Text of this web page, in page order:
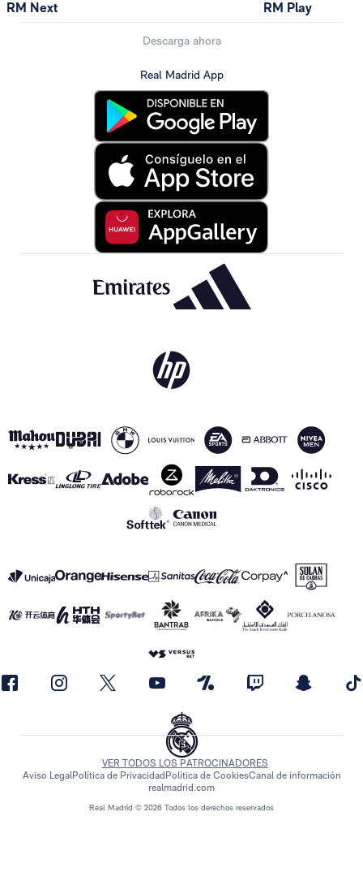
RM Next RM Play
Descarga ahora
Real Madrid App
Real Madrid © 2026 Todos los derechos reservados
VER TODOS LOS PATROCINADORES
Aviso LegalPolítica de Privacidad Política de CookiesCanal de información
realmadrid.com